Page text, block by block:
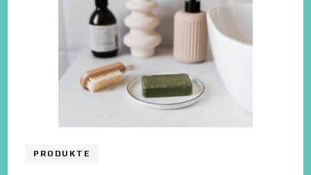
PRODUKTE